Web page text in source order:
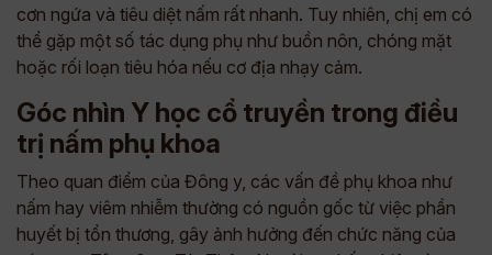
cơn ngứa và tiêu diệt nấm rất nhanh. Tuy nhiên, chị em có
thể gặp một số tác dụng phụ như buồn nôn, chóng mặt
hoặc rối loạn tiêu hóa nếu cơ địa nhạy cảm.
Góc nhìn Y học cổ truyền trong điều
trị nấm phụ khoa
Theo quan điểm của Đông y, các vấn đề phụ khoa như
nấm hay viêm nhiễm thường có nguồn gốc từ việc phần
huyết bị tổn thương, gây ảnh hưởng đến chức năng của